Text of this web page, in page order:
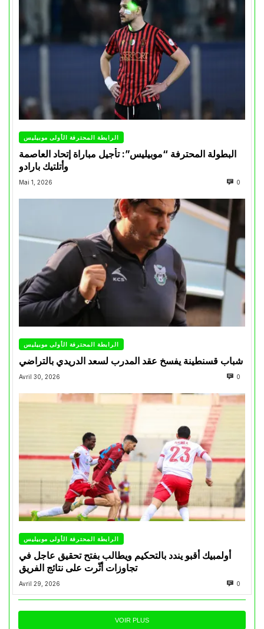
الرابطة المحترفة الأولى موبيليس
البطولة المحترفة “موبيليس”: تأجيل مباراة إتحاد العاصمة
وأتلتيك بارادو
Mai 1, 2026 0
الرابطة المحترفة الأولى موبيليس
شباب قسنطينة يفسخ عقد المدرب لسعد الدريدي بالتراضي
Avril 30, 2026 0
الرابطة المحترفة الأولى موبيليس
أولمبيك أقبو يندد بالتحكيم ويطالب بفتح تحقيق عاجل في
تجاوزات أثّرت على نتائج الفريق
Avril 29, 2026 0
VOIR PLUS